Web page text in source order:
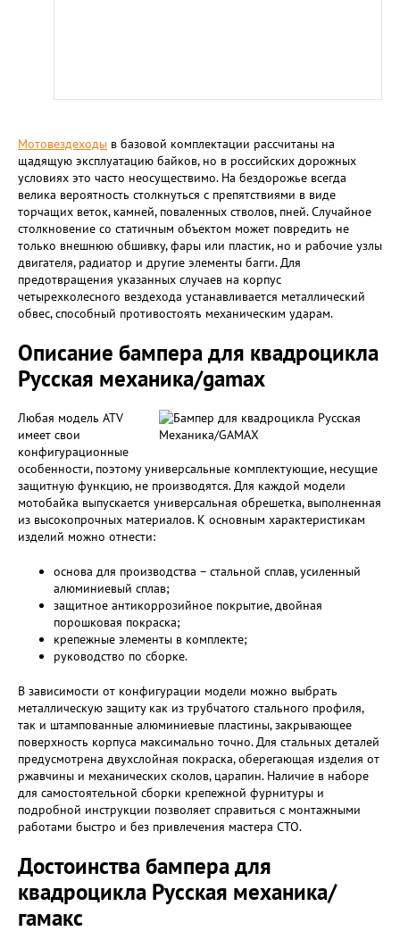
Мотовездеходы в базовой комплектации рассчитаны на
щадящую эксплуатацию байков, но в российских дорожных
условиях это часто неосуществимо. На бездорожье всегда
велика вероятность столкнуться с препятствиями в виде
торчащих веток, камней, поваленных стволов, пней. Случайное
столкновение со статичным объектом может повредить не
только внешнюю обшивку, фары или пластик, но и рабочие узлы
двигателя, радиатор и другие элементы багги. Для
предотвращения указанных случаев на корпус
четырехколесного вездехода устанавливается металлический
обвес, способный противостоять механическим ударам.
Описание бампера для квадроцикла
Русская механика/gamax
Любая модель ATV
имеет свои
конфигурационные
особенности, поэтому универсальные комплектующие, несущие
защитную функцию, не производятся. Для каждой модели
мотобайка выпускается универсальная обрешетка, выполненная
из высокопрочных материалов. К основным характеристикам
изделий можно отнести:
основа для производства – стальной сплав, усиленный
алюминиевый сплав;
защитное антикоррозийное покрытие, двойная
порошковая покраска;
крепежные элементы в комплекте;
руководство по сборке.
В зависимости от конфигурации модели можно выбрать
металлическую защиту как из трубчатого стального профиля,
так и штампованные алюминиевые пластины, закрывающее
поверхность корпуса максимально точно. Для стальных деталей
предусмотрена двухслойная покраска, оберегающая изделия от
ржавчины и механических сколов, царапин. Наличие в наборе
для самостоятельной сборки крепежной фурнитуры и
подробной инструкции позволяет справиться с монтажными
работами быстро и без привлечения мастера СТО.
Достоинства бампера для
квадроцикла Русская механика/
гамакс